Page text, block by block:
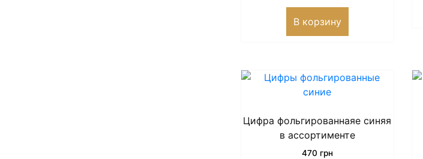
В корзину
Цифра фольгированнаяе синяя
в ассортименте
470 грн